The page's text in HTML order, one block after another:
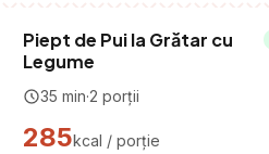
Piept de Pui la Grătar cu
Legume
35 min·2 porții
285kcal / porție